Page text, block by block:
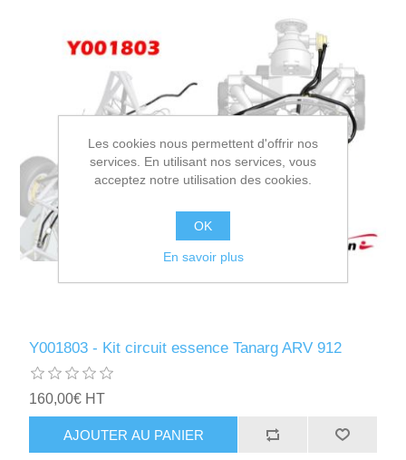
Y001803 - Kit circuit essence Tanarg ARV 912
160,00€ HT
AJOUTER AU PANIER
Les cookies nous permettent d'offrir nos
services. En utilisant nos services, vous
acceptez notre utilisation des cookies.
OK
En savoir plus